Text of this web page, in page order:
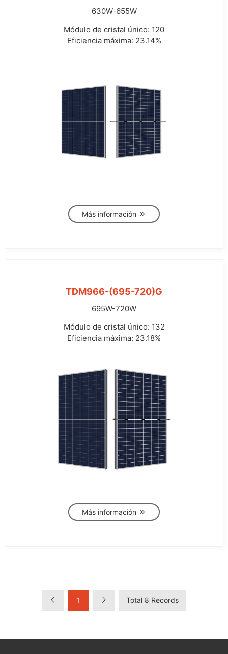
630W-655W
Módulo de cristal único: 120
Eficiencia máxima: 23.14%
Más información
TDM966-(695-720)G
695W-720W
Módulo de cristal único: 132
Eficiencia máxima: 23.18%
Más información
1 Total 8 Records